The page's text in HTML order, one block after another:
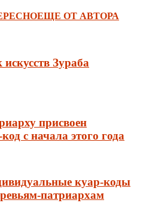
ЕЩЕ ОТ АВТОРА
Зураба
присвоен
с начала этого года
куар-коды
патриархам